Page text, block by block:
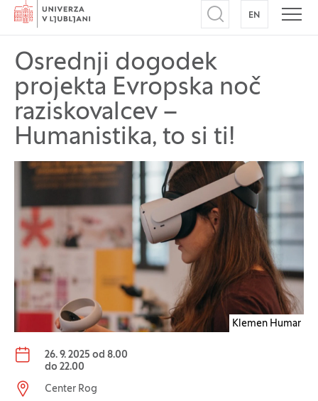
Domov
Odpri iskalnik
EN NA
Osrednji dogodek
projekta Evropska noč
raziskovalcev –
Humanistika, to si ti!
Klemen Humar
Datum dogodka:
26. 9. 2025 od 8.00
do 22.00
Lokacija dogodka:
Center Rog